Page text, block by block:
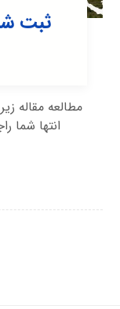
ثبت
مطالعه مقاله
انتها